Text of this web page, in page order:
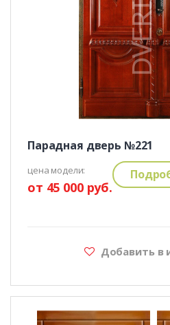
Парадная дверь №221
цена модели:
от 45 000 руб.
Добавить в